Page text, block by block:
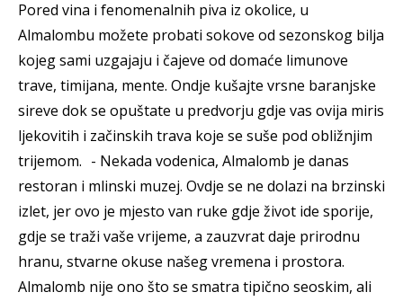
Pored vina i fenomenalnih piva iz okolice, u
Almalombu možete probati sokove od sezonskog bilja
kojeg sami uzgajaju i čajeve od domaće limunove
trave, timijana, mente. Ondje kušajte vrsne baranjske
sireve dok se opuštate u predvorju gdje vas ovija miris
ljekovitih i začinskih trava koje se suše pod obližnjim
trijemom. - Nekada vodenica, Almalomb je danas
restoran i mlinski muzej. Ovdje se ne dolazi na brzinski
izlet, jer ovo je mjesto van ruke gdje život ide sporije,
gdje se traži vaše vrijeme, a zauzvrat daje prirodnu
hranu, stvarne okuse našeg vremena i prostora.
Almalomb nije ono što se smatra tipično seoskim, ali